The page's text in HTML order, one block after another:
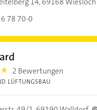
78 70-0
2 Bewertungen
LÜFTUNGSBAU